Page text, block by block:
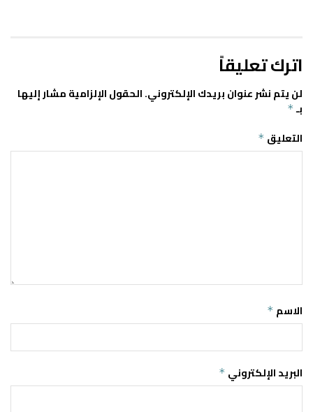
اترك تعليقاً
لن يتم نشر عنوان بريدك الإلكتروني.الحقول الإلزامية مشار إليها
بـ *
التعليق *
الاسم *
البريد الإلكتروني *